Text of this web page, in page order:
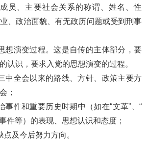
员、主要社会关系的称谓、姓名、性
、政治面貌、有无政历问题或受到刑事
想演变过程。这是自传的主体部分，要
认识，要求入党的思想演变的过程。
中全会以来的路线、方针、政策主要方
；
事件和重要历史时期中（如在“文革”、“
件等）的表现、思想认识和态度；
及今后努力方向。